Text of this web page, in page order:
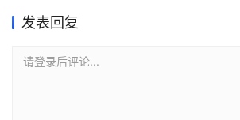
合
发表回复
请登录后评论...